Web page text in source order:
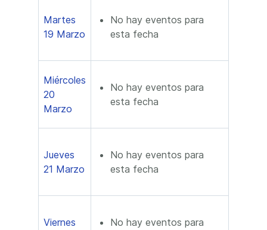
Martes
19 Marzo
No hay eventos para
esta fecha
Miércoles
20
Marzo
No hay eventos para
esta fecha
Jueves
21 Marzo
No hay eventos para
esta fecha
Viernes
No hay eventos para